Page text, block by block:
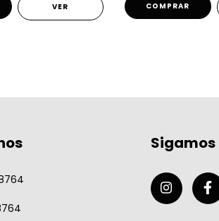
VER COMPRAR